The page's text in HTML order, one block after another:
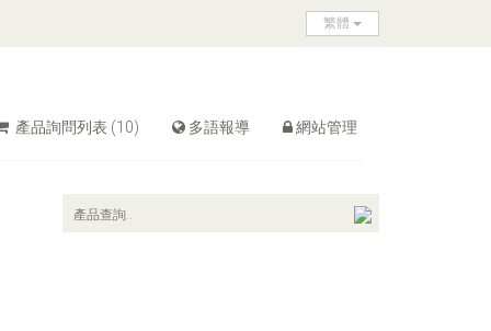
繁體
產品詢問列表 (10) 多語報導 網站管理